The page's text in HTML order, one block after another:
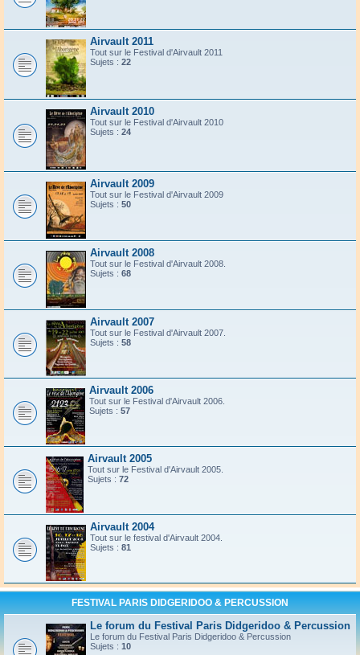
Airvault 2011
Tout sur le Festival d'Airvault 2011
Sujets : 22
Airvault 2010
Tout sur le Festival d'Airvault 2010
Sujets : 24
Airvault 2009
Tout sur le Festival d'Airvault 2009
Sujets : 50
Airvault 2008
Tout sur le Festival d'Airvault 2008.
Sujets : 68
Airvault 2007
Tout sur le Festival d'Airvault 2007.
Sujets : 58
Airvault 2006
Tout sur le Festival d'Airvault 2006.
Sujets : 57
Airvault 2005
Tout sur le Festival d'Airvault 2005.
Sujets : 72
Airvault 2004
Tout sur le festival d'Airvault 2004.
Sujets : 81
FESTIVAL PARIS DIDGERIDOO & PERCUSSION
Le forum du Festival Paris Didgeridoo & Percussion
Le forum du Festival Paris Didgeridoo & Percussion
Sujets : 10